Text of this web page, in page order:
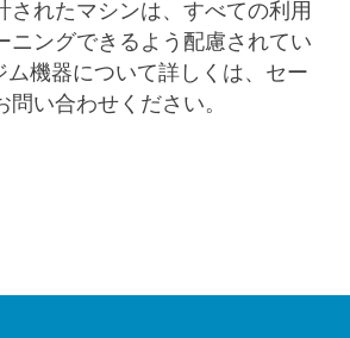
されたマシンは、すべての利用
ニングできるよう配慮されてい
ム機器について詳しくは、セー
い合わせください。